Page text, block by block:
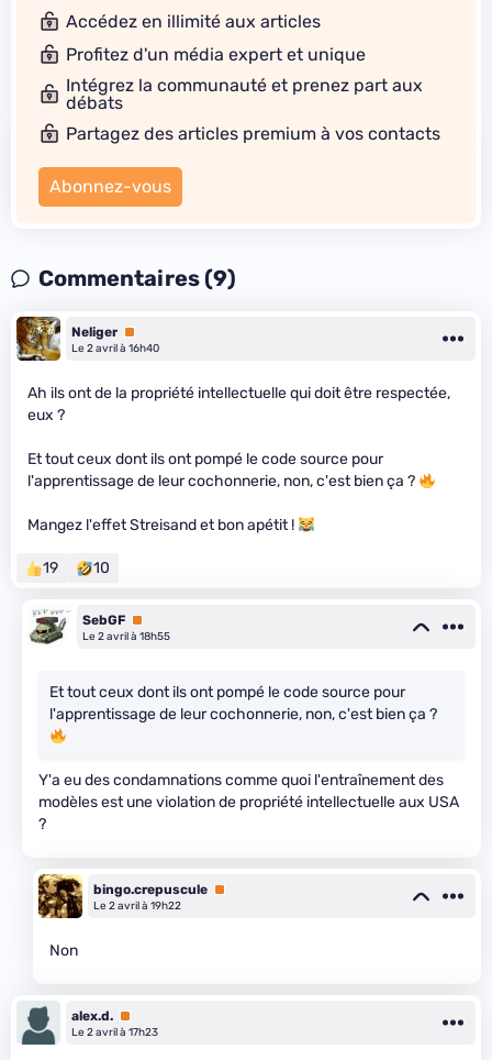
Accédez en illimité aux articles
Profitez d'un média expert et unique
Intégrez la communauté et prenez part aux
débats
Partagez des articles premium à vos contacts
Abonnez-vous
Commentaires (9)
Neliger Premium
Le 2 avril à 16h40
Ah ils ont de la propriété intellectuelle qui doit être respectée,
eux ?
Et tout ceux dont ils ont pompé le code source pour
l'apprentissage de leur cochonnerie, non, c'est bien ça ?
Mangez l'effet Streisand et bon apétit !
19 10
SebGF Premium
Le 2 avril à 18h55
Et tout ceux dont ils ont pompé le code source pour
l'apprentissage de leur cochonnerie, non, c'est bien ça ?
Y'a eu des condamnations comme quoi l'entraînement des
modèles est une violation de propriété intellectuelle aux USA
?
bingo.crepuscule Premium
Le 2 avril à 19h22
Non
alex.d. Premium
Le 2 avril à 17h23